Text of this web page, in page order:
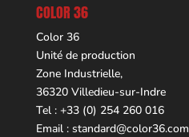
COLOR 36
Color 36
Unité de production
Zone Industrielle,
36320 Villedieu-sur-Indre
Tel : +33 (0) 254 260 016
Email : standard@color36.com